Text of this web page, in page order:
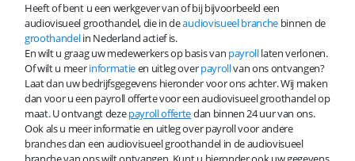
Heeft of bent u een werkgever van of bij bijvoorbeeld een
audiovisueel groothandel, die in deaudiovisueel branche binnen de
groothandelin Nederland actief is.
En wilt u graag uw medewerkers op basis van payrolllaten verlonen.
Of wilt u meerinformatieen uitleg overpayrollvan ons ontvangen?
Laat dan uw bedrijfsgegevens hieronder voor ons achter. Wij maken
dan voor u een payroll offerte voor een audiovisueel groothandel op
maat. U ontvangt dezepayroll offertedan binnen 24 uur van ons.
Ook als u meer informatie en uitleg over payroll voor andere
branches dan een audiovisueel groothandel in de audiovisueel